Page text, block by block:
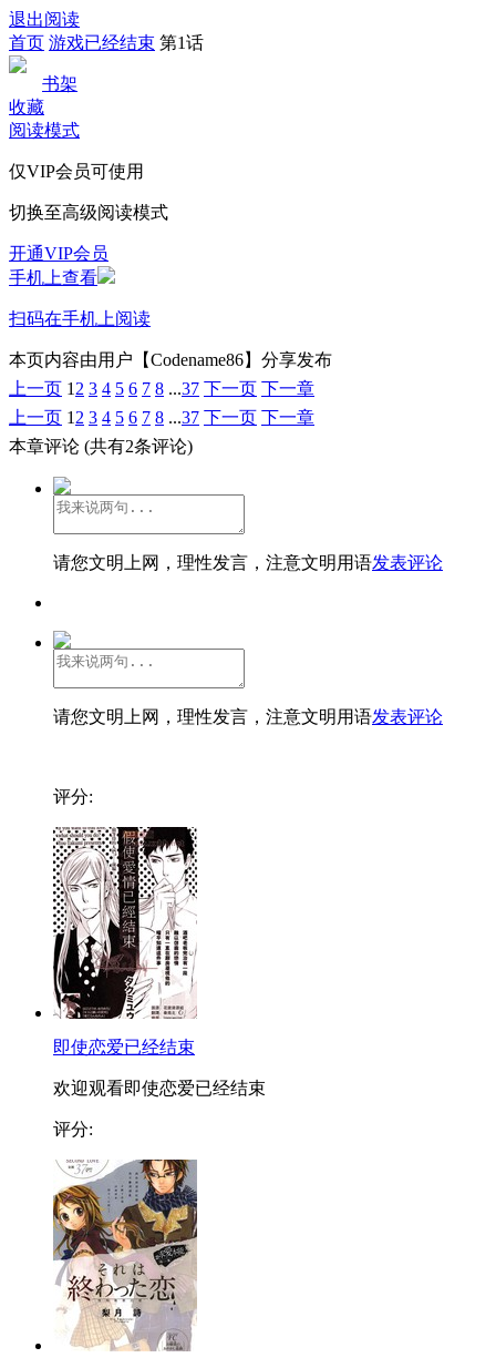
退出阅读
首页 游戏已经结束 第1话
书架
收藏
阅读模式
仅VIP会员可使用
切换至高级阅读模式
开通VIP会员
手机上查看
扫码在手机上阅读
本页内容由用户【Codename86】分享发布
上一页 1 2 3 4 5 6 7 8 ...37 下一页 下一章
上一页 1 2 3 4 5 6 7 8 ...37 下一页 下一章
本章评论 (共有2条评论)
请您文明上网，理性发言，注意文明用语发表评论
请您文明上网，理性发言，注意文明用语发表评论
评分:
即使恋爱已经结束
欢迎观看即使恋爱已经结束
评分: